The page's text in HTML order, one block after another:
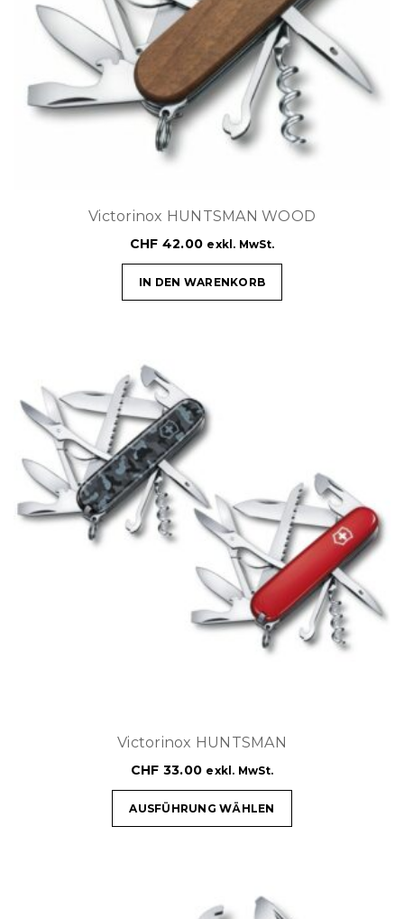
Victorinox HUNTSMAN WOOD
CHF 42.00 exkl. MwSt.
IN DEN WARENKORB
Victorinox HUNTSMAN
CHF 33.00 exkl. MwSt.
AUSFÜHRUNG WÄHLEN